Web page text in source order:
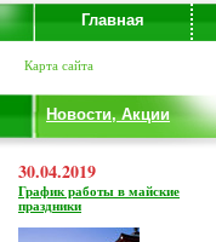
Главная
Карта сайта
Новости, Акции
30.04.2019
График работы в майские
праздники